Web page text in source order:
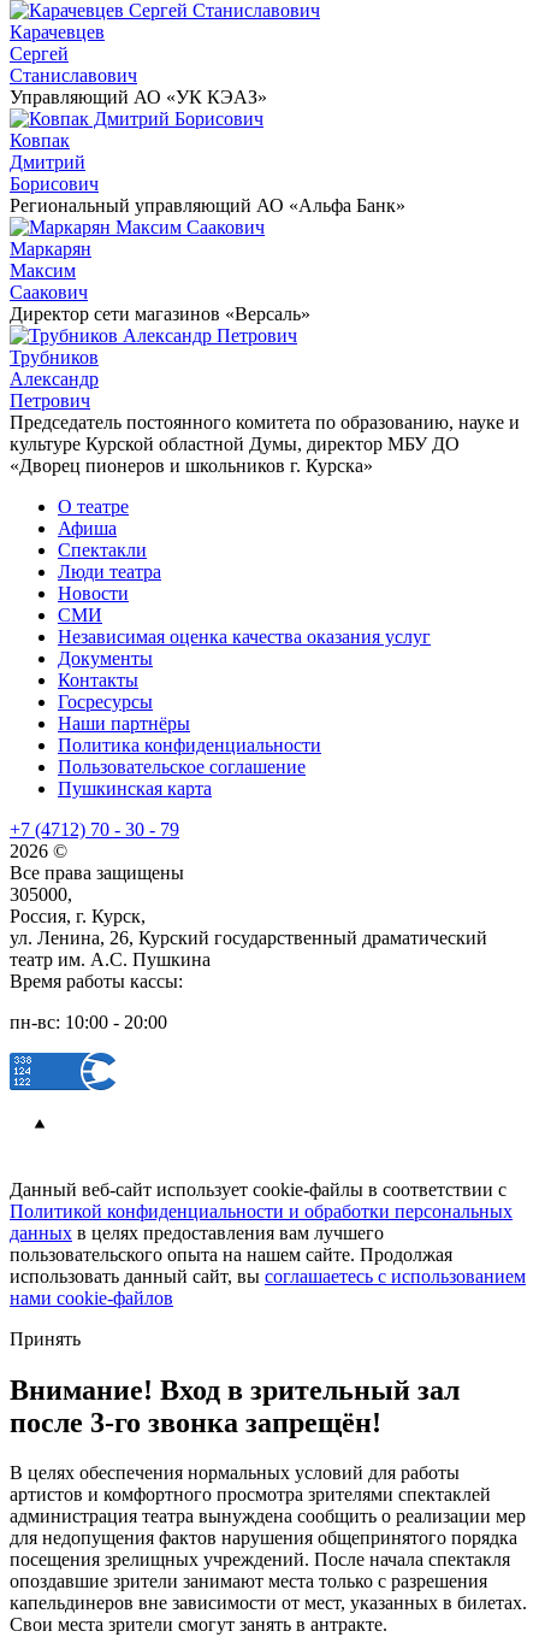
Карачевцев
Сергей
Станиславович
Управляющий АО «УК КЭАЗ»
Ковпак
Дмитрий
Борисович
Региональный управляющий АО «Альфа Банк»
Маркарян
Максим
Саакович
Директор сети магазинов «Версаль»
Трубников
Александр
Петрович
Председатель постоянного комитета по образованию, науке и
культуре Курской областной Думы, директор МБУ ДО
«Дворец пионеров и школьников г. Курска»
О театре
Афиша
Спектакли
Люди театра
Новости
СМИ
Независимая оценка качества оказания услуг
Документы
Контакты
Госресурсы
Наши партнёры
Политика конфиденциальности
Пользовательское соглашение
Пушкинская карта
+7 (4712) 70 - 30 - 79
2026 ©
Все права защищены
305000,
Россия, г. Курск,
ул. Ленина, 26, Курский государственный драматический
театр им. А.С. Пушкина
Время работы кассы:
пн-вс: 10:00 - 20:00
Данный веб-сайт использует cookie-файлы в соответствии с
Политикой конфиденциальности и обработки персональных
данных в целях предоставления вам лучшего
пользовательского опыта на нашем сайте. Продолжая
использовать данный сайт, вы соглашаетесь с использованием
нами cookie-файлов
Принять
Внимание! Вход в зрительный зал
после 3-го звонка запрещён!
В целях обеспечения нормальных условий для работы
артистов и комфортного просмотра зрителями спектаклей
администрация театра вынуждена сообщить о реализации мер
для недопущения фактов нарушения общепринятого порядка
посещения зрелищных учреждений. После начала спектакля
опоздавшие зрители занимают места только с разрешения
капельдинеров вне зависимости от мест, указанных в билетах.
Свои места зрители смогут занять в антракте.